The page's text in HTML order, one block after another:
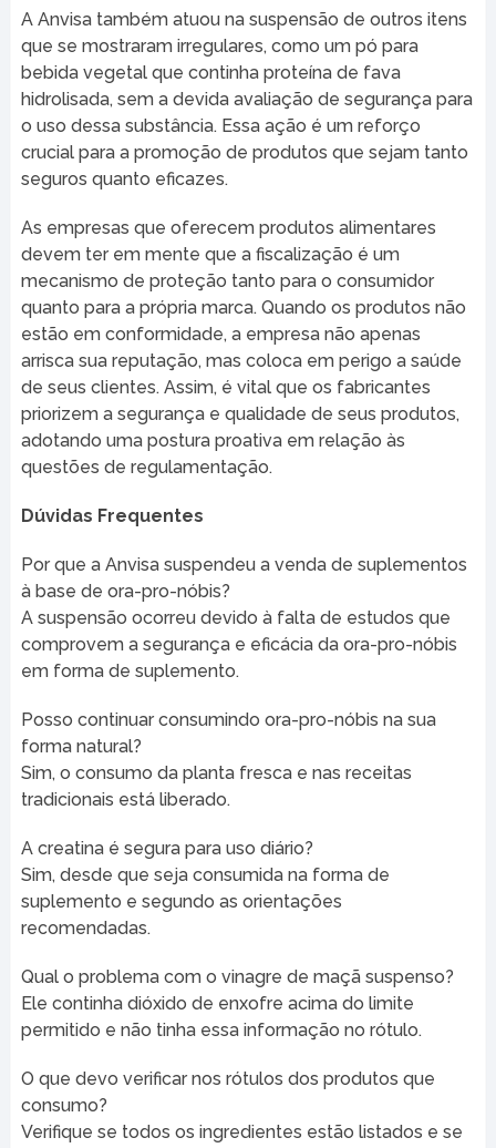
A Anvisa também atuou na suspensão de outros itens
que se mostraram irregulares, como um pó para
bebida vegetal que continha proteína de fava
hidrolisada, sem a devida avaliação de segurança para
o uso dessa substância. Essa ação é um reforço
crucial para a promoção de produtos que sejam tanto
seguros quanto eficazes.
As empresas que oferecem produtos alimentares
devem ter em mente que a fiscalização é um
mecanismo de proteção tanto para o consumidor
quanto para a própria marca. Quando os produtos não
estão em conformidade, a empresa não apenas
arrisca sua reputação, mas coloca em perigo a saúde
de seus clientes. Assim, é vital que os fabricantes
priorizem a segurança e qualidade de seus produtos,
adotando uma postura proativa em relação às
questões de regulamentação.
Dúvidas Frequentes
Por que a Anvisa suspendeu a venda de suplementos
à base de ora-pro-nóbis?
A suspensão ocorreu devido à falta de estudos que
comprovem a segurança e eficácia da ora-pro-nóbis
em forma de suplemento.
Posso continuar consumindo ora-pro-nóbis na sua
forma natural?
Sim, o consumo da planta fresca e nas receitas
tradicionais está liberado.
A creatina é segura para uso diário?
Sim, desde que seja consumida na forma de
suplemento e segundo as orientações
recomendadas.
Qual o problema com o vinagre de maçã suspenso?
Ele continha dióxido de enxofre acima do limite
permitido e não tinha essa informação no rótulo.
O que devo verificar nos rótulos dos produtos que
consumo?
Verifique se todos os ingredientes estão listados e se